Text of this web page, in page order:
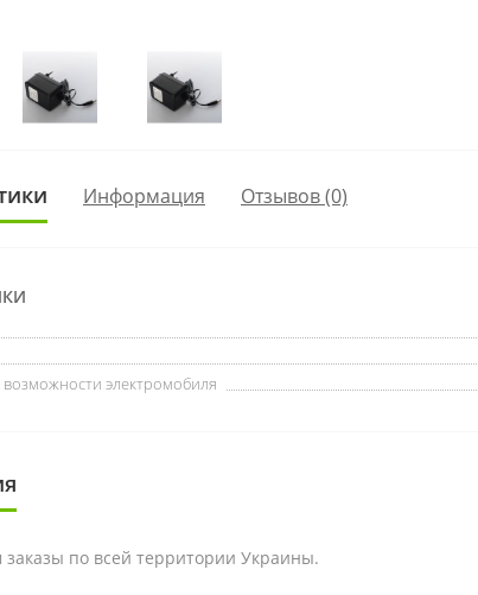
Информация Отзывов (0)
электромобиля
по всей территории Украины.